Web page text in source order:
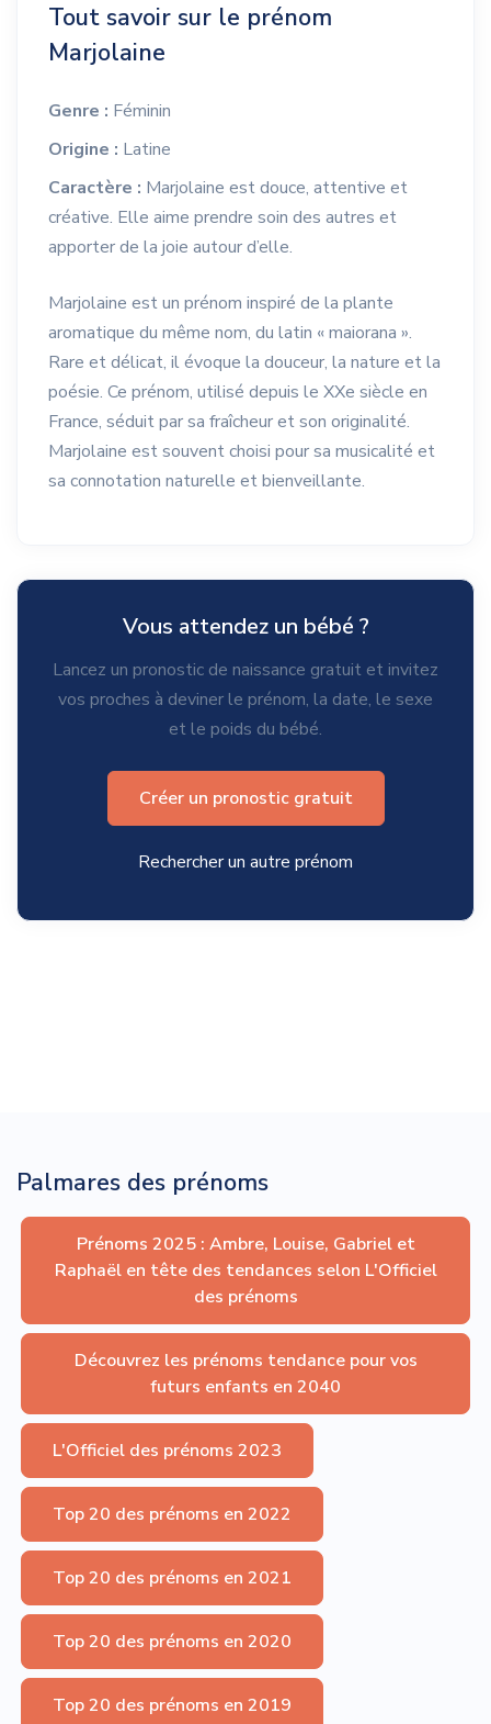
Tout savoir sur le prénom
Marjolaine
Genre : Féminin
Origine : Latine
Caractère : Marjolaine est douce, attentive et
créative. Elle aime prendre soin des autres et
apporter de la joie autour d’elle.
Marjolaine est un prénom inspiré de la plante
aromatique du même nom, du latin « maiorana ».
Rare et délicat, il évoque la douceur, la nature et la
poésie. Ce prénom, utilisé depuis le XXe siècle en
France, séduit par sa fraîcheur et son originalité.
Marjolaine est souvent choisi pour sa musicalité et
sa connotation naturelle et bienveillante.
Vous attendez un bébé ?
Lancez un pronostic de naissance gratuit et invitez
vos proches à deviner le prénom, la date, le sexe
et le poids du bébé.
Créer un pronostic gratuit
Rechercher un autre prénom
Palmares des prénoms
Prénoms 2025 : Ambre, Louise, Gabriel et
Raphaël en tête des tendances selon L'Officiel
des prénoms
Découvrez les prénoms tendance pour vos
futurs enfants en 2040
L'Officiel des prénoms 2023
Top 20 des prénoms en 2022
Top 20 des prénoms en 2021
Top 20 des prénoms en 2020
Top 20 des prénoms en 2019